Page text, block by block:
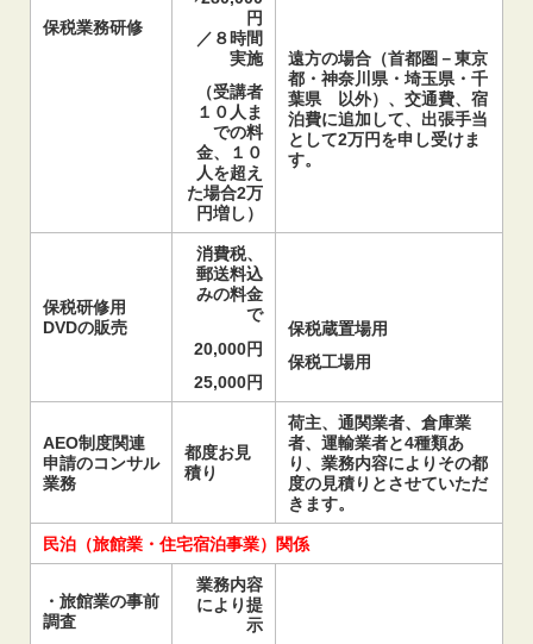
保税業務研修
円
／８時間
実施
（受講者
１０人ま
での料
金、１０
人を超え
た場合2万
円増し）
遠方の場合（首都圏－東京
都・神奈川県・埼玉県・千
葉県 以外）、交通費、宿
泊費に追加して、出張手当
として2万円を申し受けま
す。
保税研修用
DVDの販売
消費税、
郵送料込
みの料金
で
20,000円
25,000円
保税蔵置場用
保税工場用
AEO制度関連
申請のコンサル
業務
都度お見
積り
荷主、通関業者、倉庫業
者、運輸業者と4種類あ
り、業務内容によりその都
度の見積りとさせていただ
きます。
民泊（旅館業・住宅宿泊事業） 関係
・旅館業の事前
調査
業務内容
により提
示